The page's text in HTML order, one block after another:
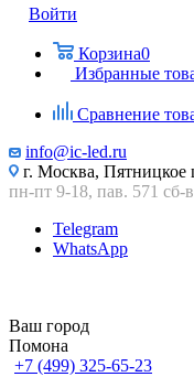
Войти
Корзина0
Избранные
Сравнение
info@ic-led.ru
г. Москва, Пятницкое
пн-пт 9-18, пав. 571 сб-
Telegram
WhatsApp
Ваш город
Помона
+7 (499) 325-65-23